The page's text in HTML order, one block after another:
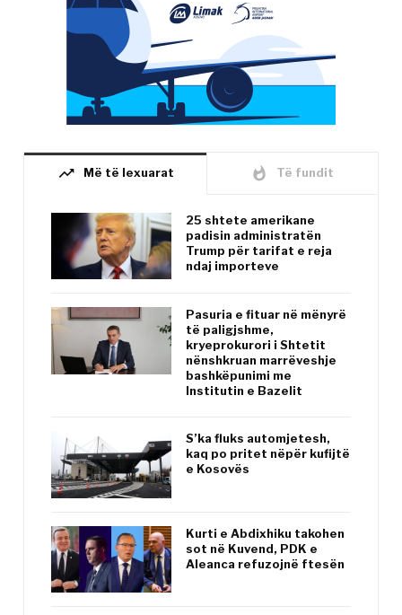
trending_up Më të lexuarat whatshot Të fundit
25 shtete amerikane
padisin administratën
Trump për tarifat e reja
ndaj importeve
Pasuria e fituar në mënyrë
të paligjshme,
kryeprokurori i Shtetit
nënshkruan marrëveshje
bashkëpunimi me
Institutin e Bazelit
S’ka fluks automjetesh,
kaq po pritet nëpër kufijtë
e Kosovës
Kurti e Abdixhiku takohen
sot në Kuvend, PDK e
Aleanca refuzojnë ftesën